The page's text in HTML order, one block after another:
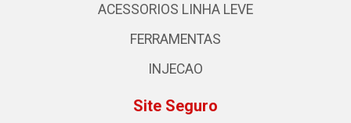
ACESSORIOS LINHA LEVE
FERRAMENTAS
INJECAO
Site Seguro